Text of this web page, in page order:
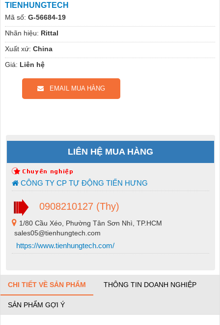
TIENHUNGTECH
Mã số: G-56684-19
Nhãn hiệu: Rittal
Xuất xứ: China
Giá: Liên hệ
EMAIL MUA HÀNG
LIÊN HỆ MUA HÀNG
CÔNG TY CP TỰ ĐỘNG TIẾN HƯNG
0908210127 (Thy)
1/80 Cầu Xéo, Phường Tân Sơn Nhì, TP.HCM
sales05@tienhungtech.com
https://www.tienhungtech.com/
CHI TIẾT VỀ SẢN PHẨM THÔNG TIN DOANH NGHIỆP
SẢN PHẨM GỢI Ý